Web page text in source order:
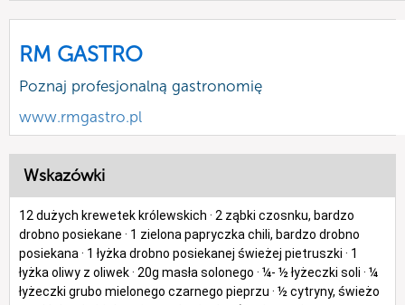
RM GASTRO
Poznaj profesjonalną gastronomię
www.rmgastro.pl
Wskazówki
12 dużych krewetek królewskich · 2 ząbki czosnku, bardzo
drobno posiekane · 1 zielona papryczka chili, bardzo drobno
posiekana · 1 łyżka drobno posiekanej świeżej pietruszki · 1
łyżka oliwy z oliwek · 20g masła solonego · ¼- ½ łyżeczki soli · ¼
łyżeczki grubo mielonego czarnego pieprzu · ½ cytryny, świeżo